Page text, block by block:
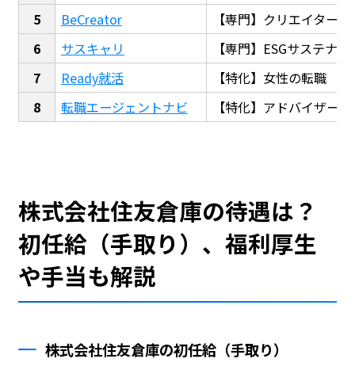
BeCreator
【専門】クリエイター
サスキャリ
【専門】ESGサステナ
Ready就活
【特化】女性の転職
転職エージェントナビ
【特化】アドバイザー
株式会社住友倉庫の待遇は？
初任給（手取り）、福利厚生
や手当も解説
株式会社住友倉庫の初任給（手取り）